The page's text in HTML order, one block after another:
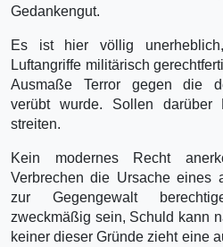
Gedankengut.
Es ist hier völlig
Luftangriffe militärisch
Ausmaße Terror gegen die
verübt wurde. Sollen darüber
streiten.
Kein modernes Recht
Verbrechen die Ursache eines
zur Gegengewalt
zweckmäßig sein, Schuld kann
keiner dieser Gründe zieht eine